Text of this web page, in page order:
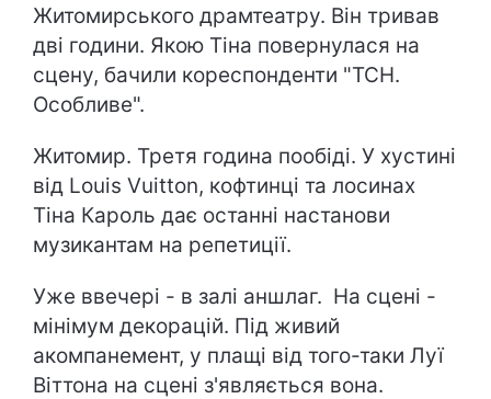
Житомирського драмтеатру. Він тривав
дві години. Якою Тіна повернулася на
сцену, бачили кореспонденти "ТСН.
Особливе".
Житомир. Третя година пообіді. У хустині
від Louis Vuitton, кофтинці та лосинах
Тіна Кароль дає останні настанови
музикантам на репетиції.
Уже ввечері - в залі аншлаг. На сцені -
мінімум декорацій. Під живий
акомпанемент, у плащі від того-таки Луї
Віттона на сцені з'являється вона.